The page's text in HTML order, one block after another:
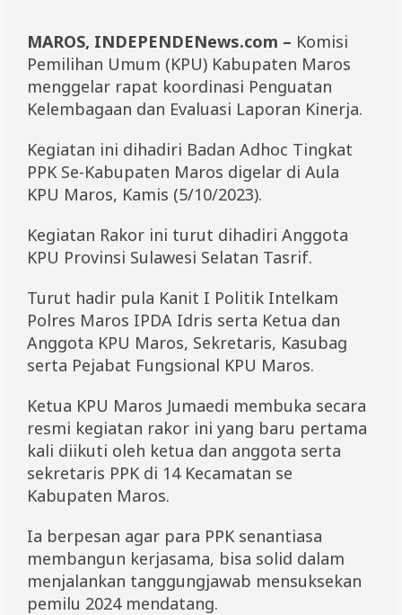
A
d
H
o
c
T
n
g
k
a
P
K
a
a
S
o
l
d
a
r
i
t
MAROS, INDEPENDENews.com – Komisi
Pemilihan Umum (KPU) Kabupaten Maros
menggelar rapat koordinasi Penguatan
Kelembagaan dan Evaluasi Laporan Kinerja.
Kegiatan ini dihadiri Badan Adhoc Tingkat
PPK Se-Kabupaten Maros digelar di Aula
KPU Maros, Kamis (5/10/2023).
Kegiatan Rakor ini turut dihadiri Anggota
KPU Provinsi Sulawesi Selatan Tasrif.
Turut hadir pula Kanit I Politik Intelkam
Polres Maros IPDA Idris serta Ketua dan
Anggota KPU Maros, Sekretaris, Kasubag
serta Pejabat Fungsional KPU Maros.
Ketua KPU Maros Jumaedi membuka secara
resmi kegiatan rakor ini yang baru pertama
kali diikuti oleh ketua dan anggota serta
sekretaris PPK di 14 Kecamatan se
Kabupaten Maros.
Ia berpesan agar para PPK senantiasa
membangun kerjasama, bisa solid dalam
menjalankan tanggungjawab mensuksekan
pemilu 2024 mendatang.